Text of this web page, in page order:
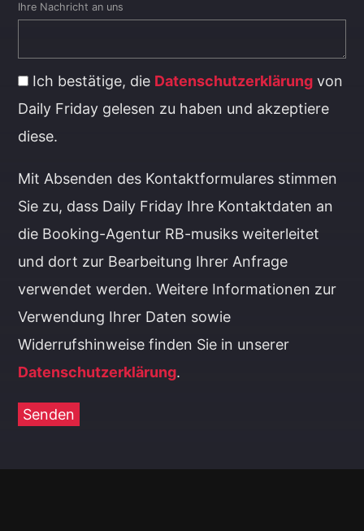
Ihre Nachricht an uns
Ich bestätige, die Datenschutzerklärung von
Daily Friday gelesen zu haben und akzeptiere
diese.
Mit Absenden des Kontaktformulares stimmen
Sie zu, dass Daily Friday Ihre Kontaktdaten an
die Booking-Agentur RB-musiks weiterleitet
und dort zur Bearbeitung Ihrer Anfrage
verwendet werden. Weitere Informationen zur
Verwendung Ihrer Daten sowie
Widerrufshinweise finden Sie in unserer
Datenschutzerklärung.